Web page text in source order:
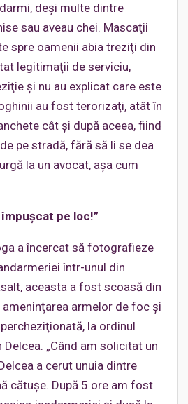
deşi multe dintre
sau aveau chei. Mascaţii
spre oamenii abia treziţi din
legitimaţii de serviciu,
şi nu au explicat care este
au fost terorizaţi, atât în
cât şi după aceea, fiind
pe stradă, fără să li se dea
la un avocat, aşa cum
pe loc!”
a încercat să fotografieze
într-unul din
aceasta a fost scoasă din
armelor de foc şi
la ordinul
„Când am solicitat un
a cerut unuia dintre
cătuşe. După 5 ore am fost